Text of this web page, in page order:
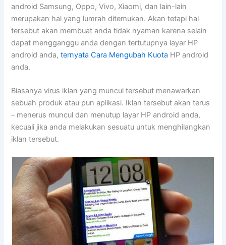
android Samsung, Oppo, Vivo, Xiaomi, dan lain-lain
merupakan hal yang lumrah ditemukan. Akan tetapi hal
tersebut akan membuat anda tidak nyaman karena selain
dapat mengganggu anda dengan tertutupnya layar HP
android anda,ternyata Cara Mengubah Kuota HP android
anda.
Biasanya virus iklan yang muncul tersebut menawarkan
sebuah produk atau pun aplikasi. Iklan tersebut akan terus
– menerus muncul dan menutup layar HP android anda,
kecuali jika anda melakukan sesuatu untuk menghilangkan
iklan tersebut.